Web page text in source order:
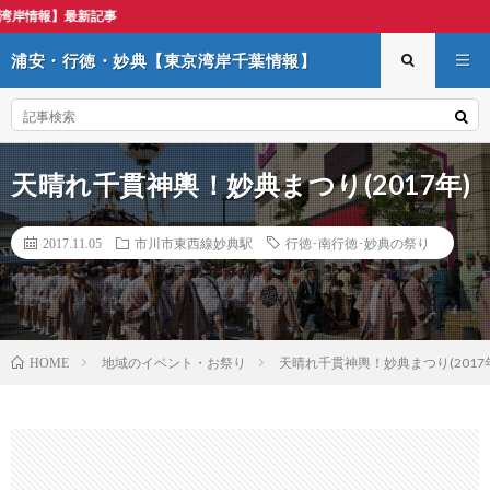
浦安・行徳・妙典【東京湾岸千葉情報】
天晴れ千貫神輿！妙典まつり(2017年)
2017.11.05 市川市東西線妙典駅 行徳･南行徳･妙典の祭り
HOME 地域のイベント・お祭り 天晴れ千貫神輿！妙典まつり(2017